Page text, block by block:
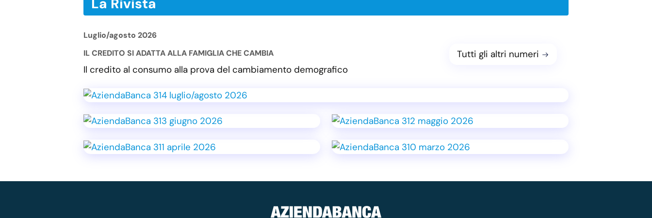
Luglio/agosto 2026
IL CREDITO SI ADATTA ALLA FAMIGLIA CHE CAMBIA
Il credito al consumo alla prova del cambiamento demografico
Tutti gli altri numeri